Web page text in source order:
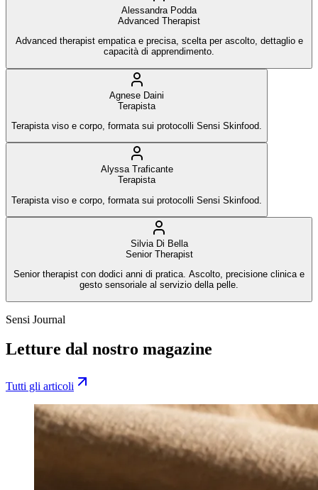
Alessandra Podda
Advanced Therapist
Advanced therapist empatica e precisa, scelta per ascolto, dettaglio e
capacità di apprendimento.
Agnese Daini
Terapista
Terapista viso e corpo, formata sui protocolli Sensi Skinfood.
Alyssa Traficante
Terapista
Terapista viso e corpo, formata sui protocolli Sensi Skinfood.
Silvia Di Bella
Senior Therapist
Senior therapist con dodici anni di pratica. Ascolto, precisione clinica e
gesto sensoriale al servizio della pelle.
Sensi Journal
Letture dal nostro magazine
Tutti gli articoli